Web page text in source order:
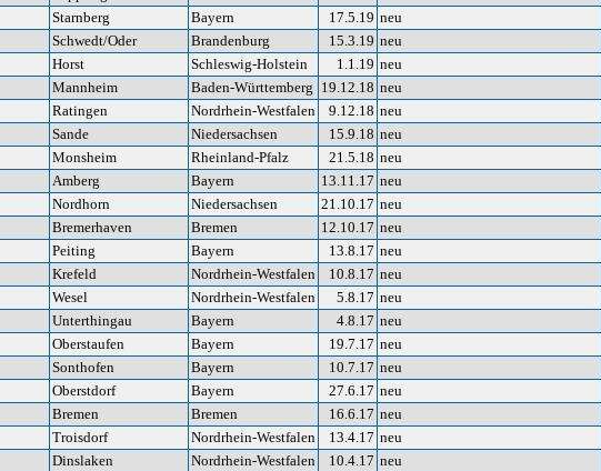
Starnberg Bayern 17.5.19 neu
Schwedt/Oder Brandenburg 15.3.19 neu
Horst Schleswig-Holstein 1.1.19 neu
Mannheim Baden-Württemberg 19.12.18 neu
Ratingen Nordrhein-Westfalen 9.12.18 neu
Sande Niedersachsen 15.9.18 neu
Monsheim Rheinland-Pfalz 21.5.18 neu
Amberg Bayern 13.11.17 neu
Nordhorn Niedersachsen 21.10.17 neu
Bremerhaven Bremen 12.10.17 neu
Peiting Bayern 13.8.17 neu
Krefeld Nordrhein-Westfalen 10.8.17 neu
Wesel Nordrhein-Westfalen 5.8.17 neu
Unterthingau Bayern 4.8.17 neu
Oberstaufen Bayern 19.7.17 neu
Sonthofen Bayern 10.7.17 neu
Oberstdorf Bayern 27.6.17 neu
Bremen Bremen 16.6.17 neu
Troisdorf Nordrhein-Westfalen 13.4.17 neu
Dinslaken Nordrhein-Westfalen 10.4.17 neu